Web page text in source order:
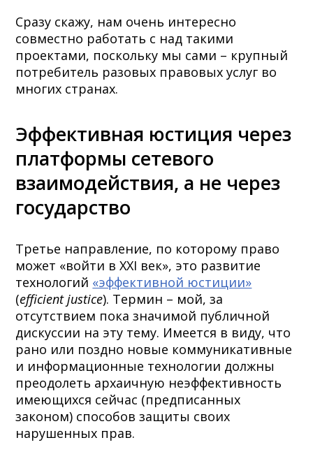
Сразу скажу, нам очень интересно
совместно работать с над такими
проектами, поскольку мы сами – крупный
потребитель разовых правовых услуг во
многих странах.
Эффективная юстиция через
платформы сетевого
взаимодействия, а не через
государство
Третье направление, по которому право
может «войти в XXI век», это развитие
технологий «эффективной юстиции»
(efficient justice). Термин – мой, за
отсутствием пока значимой публичной
дискуссии на эту тему. Имеется в виду, что
рано или поздно новые коммуникативные
и информационные технологии должны
преодолеть архаичную неэффективность
имеющихся сейчас (предписанных
законом) способов защиты своих
нарушенных прав.